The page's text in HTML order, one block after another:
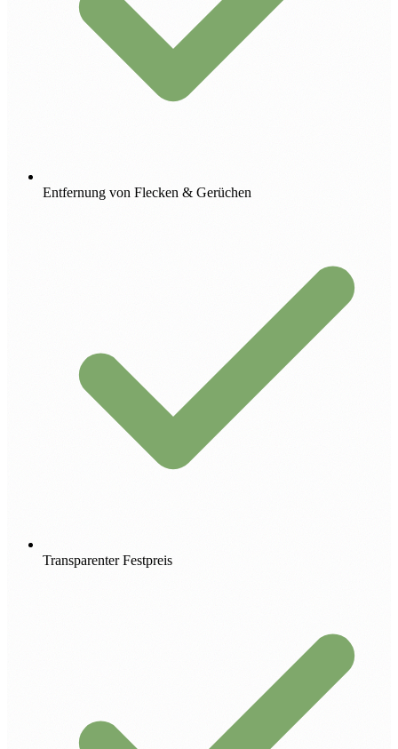
Entfernung von Flecken & Gerüchen
Transparenter Festpreis